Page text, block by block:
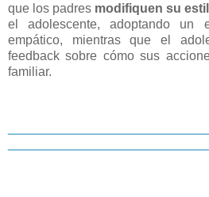
que los padres modifiquen su
el adolescente, adoptando un
empático, mientras que el
feedback sobre cómo sus
familiar.